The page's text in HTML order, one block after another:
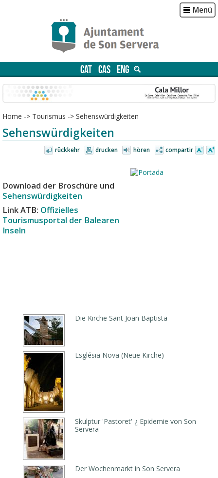
Menú
CAT CAS ENG
Home -> Tourismus -> Sehenswürdigkeiten
Sehenswürdigkeiten
rückkehr drucken hören compartir
Download der Broschüre und
Sehenswürdigkeiten
Link ATB: Offizielles
Tourismusportal der Balearen
Inseln
Die Kirche Sant Joan Baptista
Església Nova (Neue Kirche)
Skulptur 'Pastoret' ¿ Epidemie von Son
Servera
Der Wochenmarkt in Son Servera